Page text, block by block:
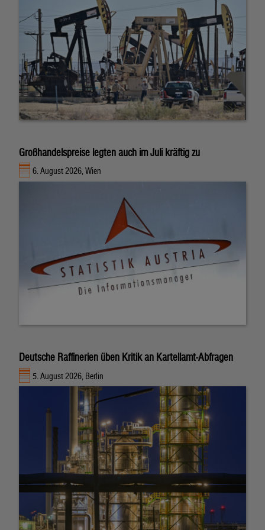
Großhandelspreise legten auch im Juli kräftig zu
6. August 2026, Wien
Deutsche Raffinerien üben Kritik an Kartellamt-Abfragen
5. August 2026, Berlin